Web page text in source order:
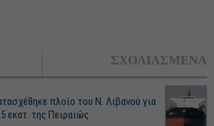
ΣΧΟΛΙΑΣΜΕΝΑ
πλοίο του Ν. Λιβανού για
εκατ. της Πειραιώς